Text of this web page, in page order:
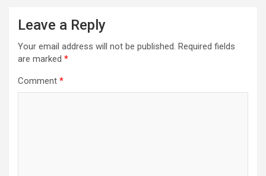
Leave a Reply
Your email address will not be published. Required fields
are marked *
Comment *